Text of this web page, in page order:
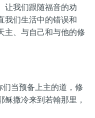
让我们跟随福音的劝
我们生活中的错误和
主、与自己和与他的修
当预备上主的道，修
撒冷来到若翰那里，